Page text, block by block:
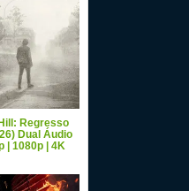
Regresso
Dual Áudio
| 1080p | 4K